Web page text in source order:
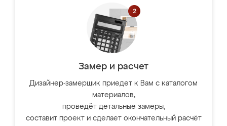
Замер и расчет
Дизайнер-замерщик приедет к Вам с каталогом
материалов,
проведёт детальные замеры,
составит проект и сделает окончательный расчёт